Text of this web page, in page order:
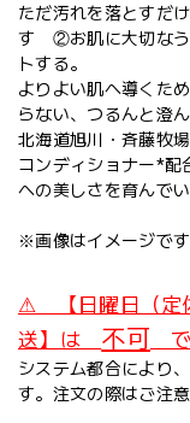
ただ汚れを落とすだ
す ②お肌に大切なう
トする。
よりよい肌へ導くた
らない、つるんと澄ん
北海道旭川・斉藤牧
コンディショナー*配
への美しさを育んでい
※画像はイメージです
⚠ 【日曜日（定
送】は 不可 で
システム都合により
す。注文の際はご注意